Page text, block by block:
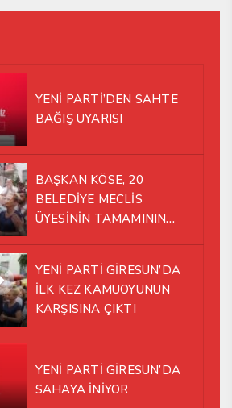
YENİ PARTİ’DEN SAHTE
BAĞIŞ UYARISI
BAŞKAN KÖSE, 20
BELEDİYE MECLİS
ÜYESİNİN TAMAMININ
YÜRÜMEYE KARAR VERDİK
YENİ PARTİ GİRESUN’DA
İLK KEZ KAMUOYUNUN
KARŞISINA ÇIKTI
YENİ PARTİ GİRESUN’DA
SAHAYA İNİYOR